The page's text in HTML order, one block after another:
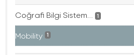
Coğrafi Bilgi Sistem... 1
Mobility 1